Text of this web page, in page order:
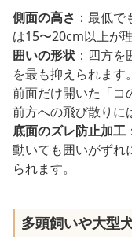
側面の高さ ：最低
は15〜20cm以上が理
囲いの形状 ：四方
を最も抑えられます。
前面だけ開いた「コ
前方への飛び散りに
底面のズレ防止加工
動いても囲いがずれ
られます。
多頭飼いや大型